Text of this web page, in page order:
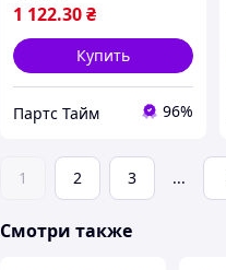
1 122.30₴
Купить
Партс Тайм 96%
1 2 3 ...
Смотри также